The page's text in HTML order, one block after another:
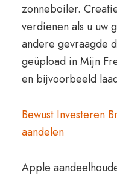
zonneboiler.
verdienen als u uw
andere gevraagde
geüpload in Mijn
en bijvoorbeeld
Bewust Investeren
aandelen
Apple